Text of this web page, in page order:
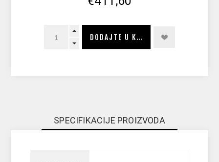
DODAJTE U KORPU
SPECIFIKACIJE PROIZVODA